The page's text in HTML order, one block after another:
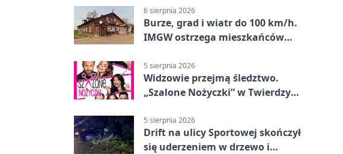
6 sierpnia 2026
Burze, grad i wiatr do 100 km/h.
IMGW ostrzega mieszkańców
5 sierpnia 2026
Widzowie przejmą śledztwo.
„Szalone Nożyczki” w Twierdzy
5 sierpnia 2026
Drift na ulicy Sportowej skończył
się uderzeniem w drzewo i